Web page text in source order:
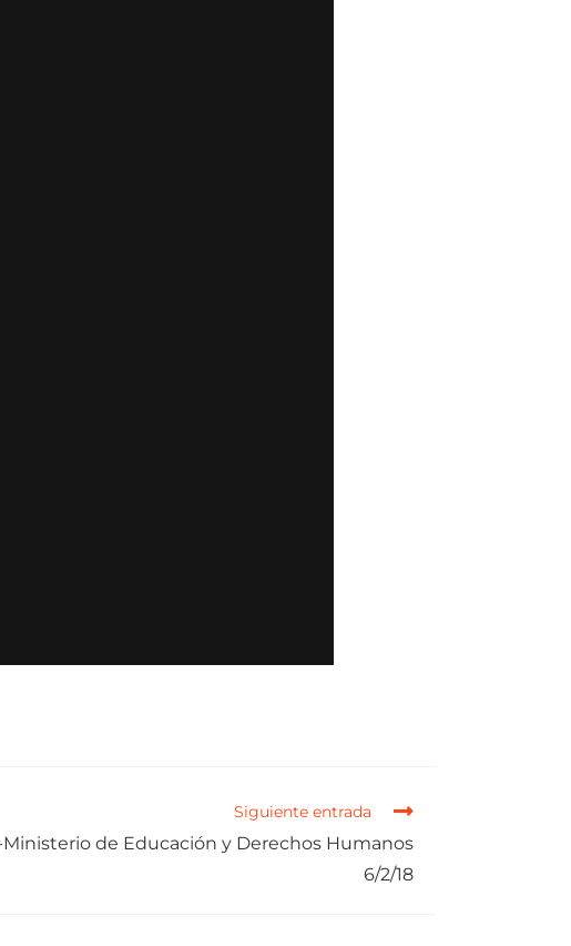
Siguiente entrada
de Educación y Derechos Humanos
6/2/18